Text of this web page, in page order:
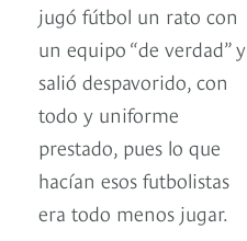
jugó fútbol un rato con
un equipo “de verdad” y
salió despavorido, con
todo y uniforme
prestado, pues lo que
hacían esos futbolistas
era todo menos jugar.